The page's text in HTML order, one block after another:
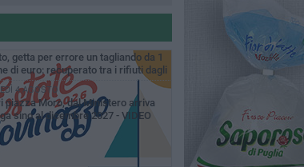
interrato in piazza Marconi, SI:
4 AGOSTO
getta per errore un tagliando da 1
di euro: recuperato tra i rifiuti dagli
4 AGOSTO
piazza Moro, dal Ministero arriva
sino al dicembre 2027 - VIDEO